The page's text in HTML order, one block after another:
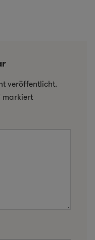
veröffentlicht.
markiert